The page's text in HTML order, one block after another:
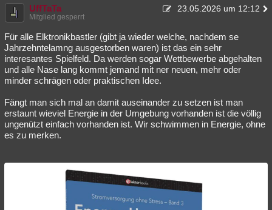
UffTaTa 23.05.2026 um 12:12
Mitglied gesperrt
Für alle Elktronikbastler (gibt ja wieder welche, nachdem se
Jahrzehntelamng ausgestorben waren) ist das ein sehr
interesantes Spielfeld. Da werden sogar Wettbewerbe abgehalten
und alle Nase lang kommt jemand mit ner neuen, mehr oder
minder schrägen oder praktischen Idee.
Fängt man sich mal an damit auseinander zu setzen ist man
erstaunt wieviel Energie in der Umgebung vorhanden ist die völlig
ungenützt einfach vorhanden ist. Wir schwimmen in Energie, ohne
es zu merken.